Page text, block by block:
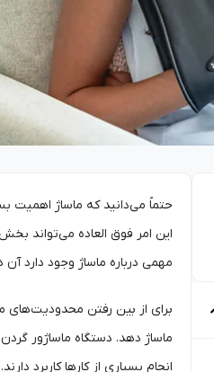
حتماً می‌دانید که ماساژ اهمیت
این امر فوق‌ العاده می‌تواند
مهمی درباره ماساژ وجود دارد
برای از بین رفتن محدودیت‌های
ماساژ دهد. دستگاه ماساژور
انجام بسیاری از کارها کاربرد دارند.